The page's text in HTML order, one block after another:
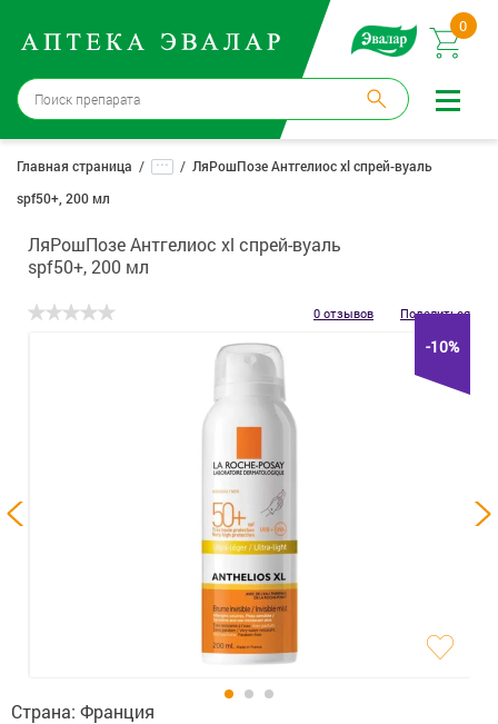
0
Москва→
12 аптек
Войти |
Доставка и оплата
Способ получения:
не выбран,изменить
Гигиена
Изделия медицинского назначения
Оптика
Главная страница ...
ЛяРошПозе Антгелиос xl спрей-вуаль
spf50+, 200 мл
ЛяРошПозе Антгелиос xl спрей-вуаль
spf50+, 200 мл
0 отзывов Поделиться
-10%
Страна: Франция